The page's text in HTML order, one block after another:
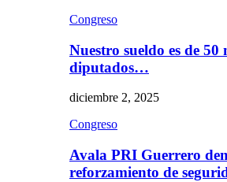
Congreso
Nuestro sueldo es de 50
diputados…
diciembre 2, 2025
Congreso
Avala PRI Guerrero
reforzamiento de